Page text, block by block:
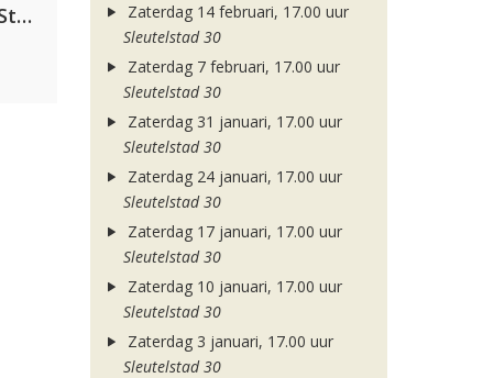
Alok, The Chainsmokers & Mae Stephens
Zaterdag 14 februari, 17.00 uur
Sleutelstad 30
Zaterdag 7 februari, 17.00 uur
Sleutelstad 30
Zaterdag 31 januari, 17.00 uur
Sleutelstad 30
Zaterdag 24 januari, 17.00 uur
Sleutelstad 30
Zaterdag 17 januari, 17.00 uur
Sleutelstad 30
Zaterdag 10 januari, 17.00 uur
Sleutelstad 30
Zaterdag 3 januari, 17.00 uur
Sleutelstad 30